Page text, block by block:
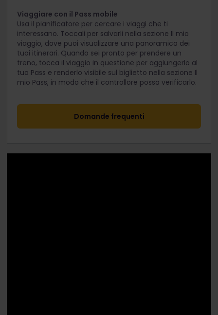
Viaggiare con il Pass mobile
Usa il pianificatore per cercare i viaggi che ti
interessano. Toccali per salvarli nella sezione Il mio
viaggio, dove puoi visualizzare una panoramica dei
tuoi itinerari. Quando sei pronto per prendere un
treno, tocca il viaggio in questione per aggiungerlo al
tuo Pass e renderlo visibile sul biglietto nella sezione Il
mio Pass, in modo che il controllore possa verificarlo.
Domande frequenti